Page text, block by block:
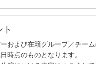
ト
および在籍グループ／チー
時点のものとなります。